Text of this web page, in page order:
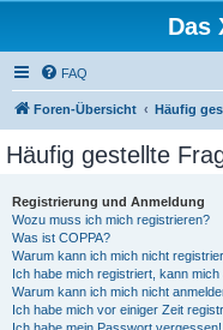
Das
FAQ
Foren-Übersicht Häufig
Häufig gestellte
Registrierung und Anmeldung
Wozu muss ich mich registrieren?
Was ist COPPA?
Warum kann ich mich nicht
Ich habe mich registriert, kann mich
Warum kann ich mich nicht
Ich habe mich vor einiger Zeit